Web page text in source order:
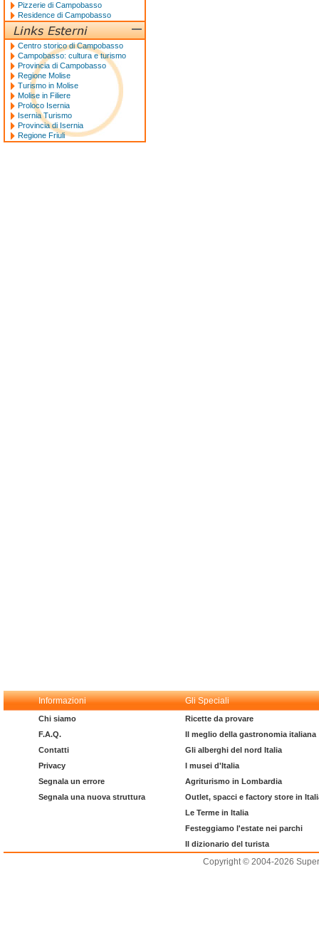
Pizzerie di Campobasso
Residence di Campobasso
Centro storico di Campobasso
Campobasso: cultura e turismo
Provincia di Campobasso
Regione Molise
Turismo in Molise
Molise in Filiere
Proloco Isernia
Isernia Turismo
Provincia di Isernia
Regione Friuli
Informazioni Gli Speciali
Chi siamo
F.A.Q.
Contatti
Privacy
Segnala un errore
Segnala una nuova struttura
Ricette da provare
Il meglio della gastronomia italiana
Gli alberghi del nord Italia
I musei d'Italia
Agriturismo in Lombardia
Outlet, spacci e factory store in
Le Terme in Italia
Festeggiamo l'estate nei parchi
Il dizionario del turista
Copyright © 2004-2026